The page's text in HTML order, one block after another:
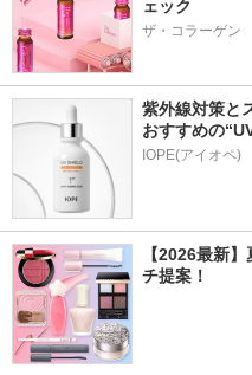
ェック
ザ・コラーゲン
紫外線対策と
おすすめの
IOPE(アイオペ)
【2026最新
チ提案！